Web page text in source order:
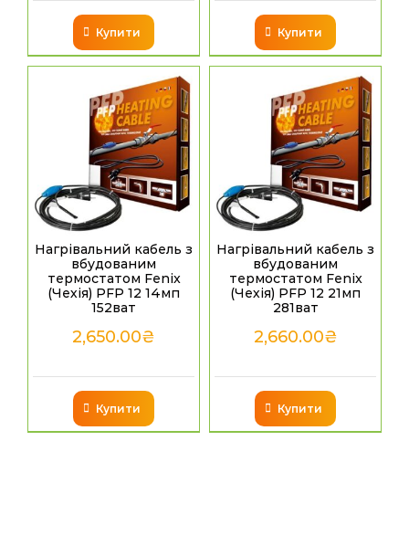
Купити Купити
Нагрівальний кабель з
вбудованим
термостатом Fenix
(Чехія) PFP 12 14мп
152ват
2,650.00₴
Купити
Нагрівальний кабель з
вбудованим
термостатом Fenix
(Чехія) PFP 12 21мп
281ват
2,660.00₴
Купити